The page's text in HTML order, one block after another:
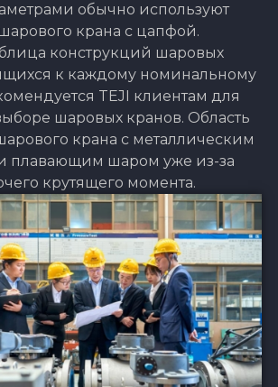
обычно используют
крана с цапфой.
конструкций шаровых
к каждому номинальному
TEJI клиентам для
шаровых кранов. Область
крана с металлическим
плавающим шаром уже из-за
крутящего момента.